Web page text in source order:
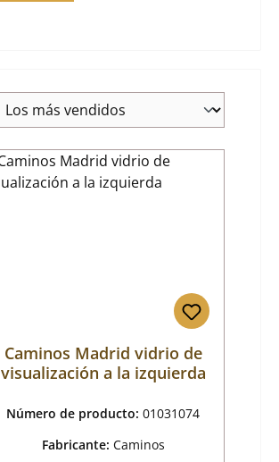
Caminos Madrid vidrio de
visualización a la izquierda
Número de producto:01031074
Fabricante: Caminos